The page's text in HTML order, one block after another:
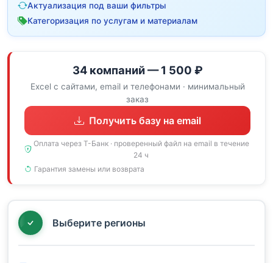
Актуализация под ваши фильтры
Категоризация по услугам и материалам
34 компаний — 1 500 ₽
Excel с сайтами, email и телефонами · минимальный
заказ
Получить базу на email
Оплата через Т-Банк · проверенный файл на email в течение
24 ч
Гарантия замены или возврата
Выберите регионы